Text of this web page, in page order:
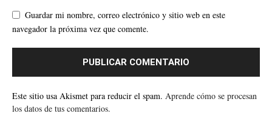
Guardar mi nombre, correo electrónico y sitio web en este
navegador la próxima vez que comente.
Este sitio usa Akismet para reducir el spam. Aprende cómo se procesan
los datos de tus comentarios.